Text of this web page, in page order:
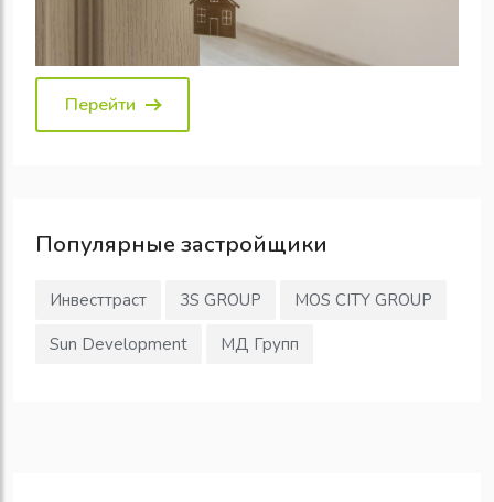
Перейти
Популярные застройщики
Инвесттраст 3S GROUP
MOS CITY GROUP
Sun Development
МД Групп